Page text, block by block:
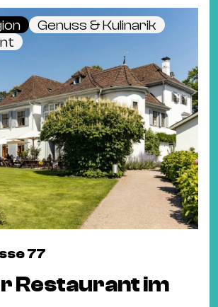
Genuss & Kulinarik
77
Restaurant im